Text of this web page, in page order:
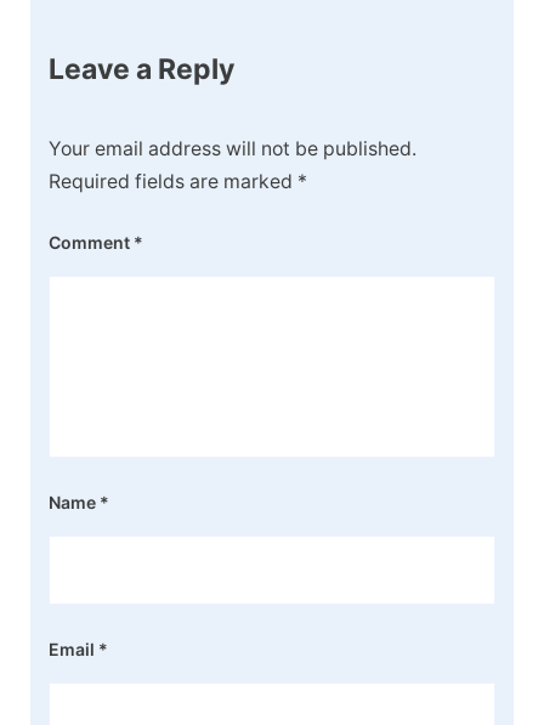
Leave a Reply
Your email address will not be published.
Required fields are marked *
Comment *
Name *
Email *